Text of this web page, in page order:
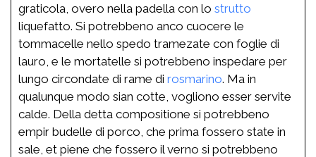
graticola, overo nella padella con lo strutto
liquefatto. Si potrebbeno anco cuocere le
tommacelle nello spedo tramezate con foglie di
lauro, e le mortatelle si potrebbeno inspedare per
lungo circondate di rame di rosmarino. Ma in
qualunque modo sian cotte, vogliono esser servite
calde. Della detta compositione si potrebbeno
empir budelle di porco, che prima fossero state in
sale, et piene che fossero il verno si potrebbeno